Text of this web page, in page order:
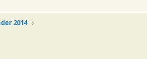
2014